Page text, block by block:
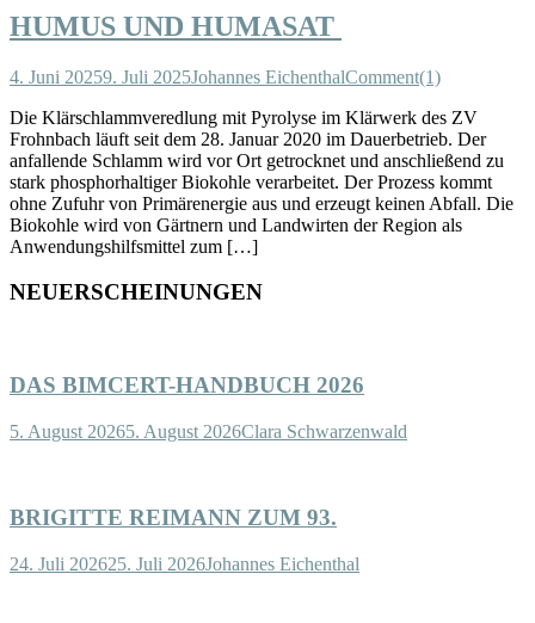
HUMUS UND HUMASAT
4. Juni 20259. Juli 2025Johannes EichenthalComment(1)
Die Klärschlammveredlung mit Pyrolyse im Klärwerk des ZV
Frohnbach läuft seit dem 28. Januar 2020 im Dauerbetrieb. Der
anfallende Schlamm wird vor Ort getrocknet und anschließend zu
stark phosphorhaltiger Biokohle verarbeitet. Der Prozess kommt
ohne Zufuhr von Primärenergie aus und erzeugt keinen Abfall. Die
Biokohle wird von Gärtnern und Landwirten der Region als
Anwendungshilfsmittel zum […]
NEUERSCHEINUNGEN
DAS BIMCERT-HANDBUCH 2026
5. August 20265. August 2026Clara Schwarzenwald
BRIGITTE REIMANN ZUM 93.
24. Juli 202625. Juli 2026Johannes Eichenthal